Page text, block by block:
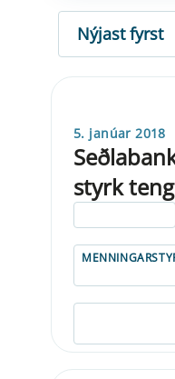
RÖÐUN
5. janúar 2018
styrk